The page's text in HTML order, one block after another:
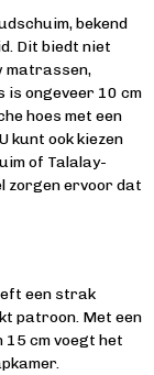
bekend
Dit biedt niet
matrassen,
is ongeveer 10 cm
hoes met een
kunt ook kiezen
of Talalay-
zorgen ervoor dat
een strak
patroon. Met een
15 cm voegt het